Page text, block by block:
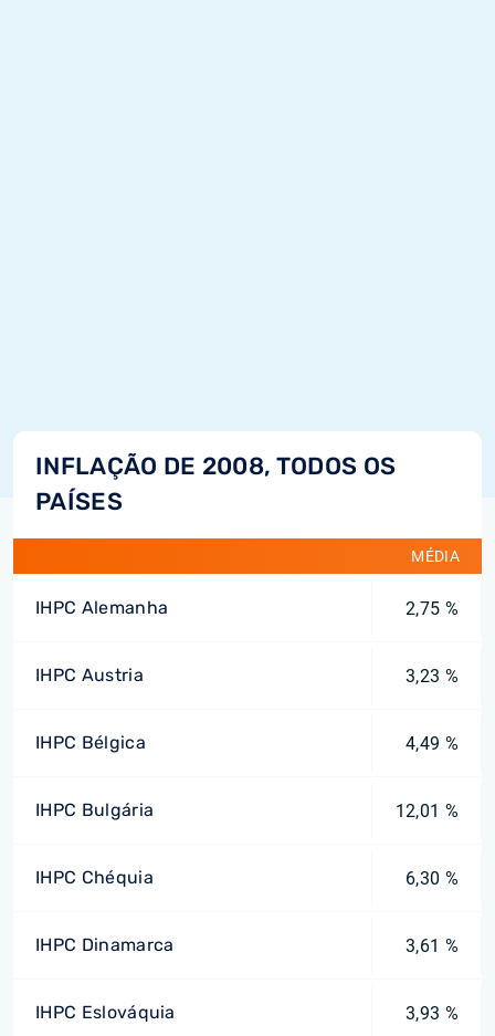
INFLAÇÃO DE 2008, TODOS OS
PAÍSES
MÉDIA
IHPC Alemanha 2,75 %
IHPC Austria 3,23 %
IHPC Bélgica 4,49 %
IHPC Bulgária 12,01 %
IHPC Chéquia 6,30 %
IHPC Dinamarca 3,61 %
IHPC Eslováquia 3,93 %